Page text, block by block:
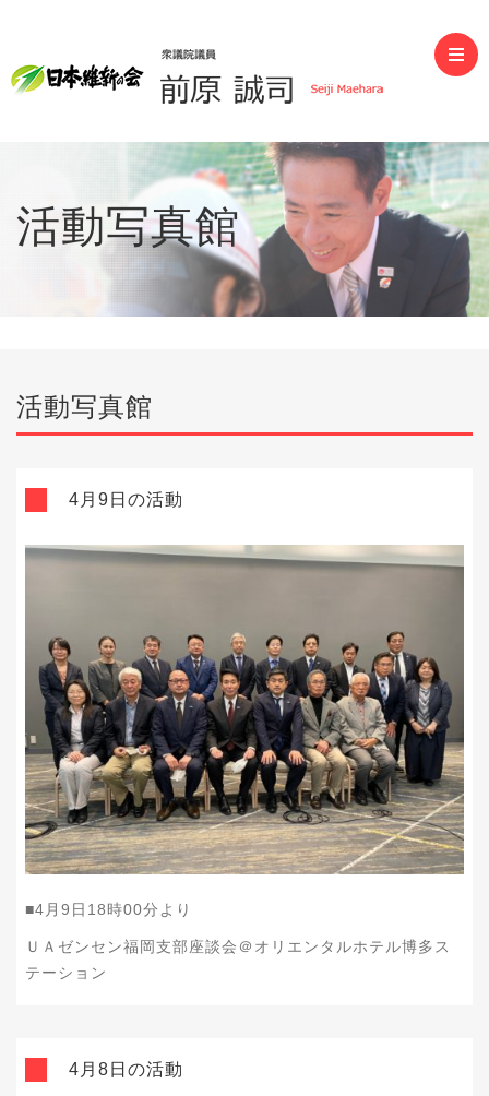
前原誠司（衆議院議員）
活動写真館
活動写真館
4月9日の活動
■4 月9 日18時00分より
ＵＡゼンセン福岡支部座談会＠オリエンタルホテル博多ス
テーション
4月8日の活動